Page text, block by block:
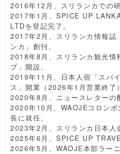
2016年12月、スリランカでの研
2017年1月、SPICE UP
LTDを登記完了。
2017年2月、スリランカ情報誌
ンカ」創刊。
2018年8月、スリランカ観光情
プ」開設。
2019年11月、日本人宿「スパ
ス」開業（2026年1月営業終了
2020年8月、ニュースレターの
2020年10月、WAOJEコロンボ
長に就任。
2023年2月、スリランカ日本人
2025年6月、SPICE UP
2026年5月、WAOJE本部ラー